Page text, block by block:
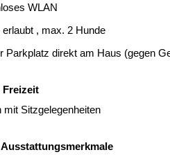
WLAN
erlaubt , max. 2 Hunde
Parkplatz direkt am Haus (gegen
Freizeit
mit Sitzgelegenheiten